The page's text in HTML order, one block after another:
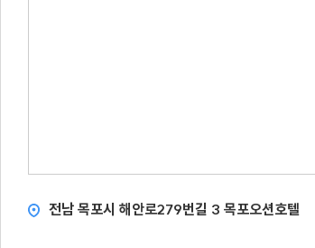
전남 목포시 해안로279번길 3 목포오션호텔